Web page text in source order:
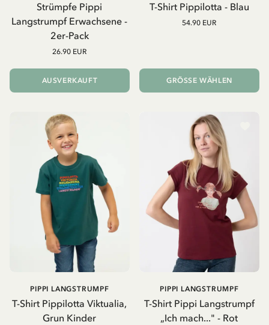
Strümpfe Pippi
Langstrumpf Erwachsene -
2er-Pack
26.90 EUR
AUSVERKAUFT
T-Shirt Pippilotta - Blau
54.90 EUR
GRÖSSE WÄHLEN
T-Shirt Pippilotta Viktualia,
Grun Kinder
PIPPI LANGSTRUMPF
T-Shirt Pippi Langstrumpf
„Ich mach..." - Rot
PIPPI LANGSTRUMPF